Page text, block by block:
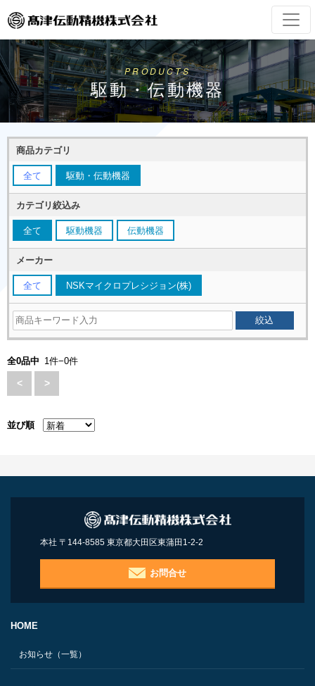
PRODUCTS
駆動・伝動機器
商品カテゴリ
全て 駆動・伝動機器
カテゴリ絞込み
全て 駆動機器 伝動機器
メーカー
全て NSKマイクロプレシジョン(株)
全0品中 1件−0件
< >
並び順
本社 〒144-8585 東京都大田区東蒲田1-2-2
お問合せ
HOME
お知らせ（一覧）